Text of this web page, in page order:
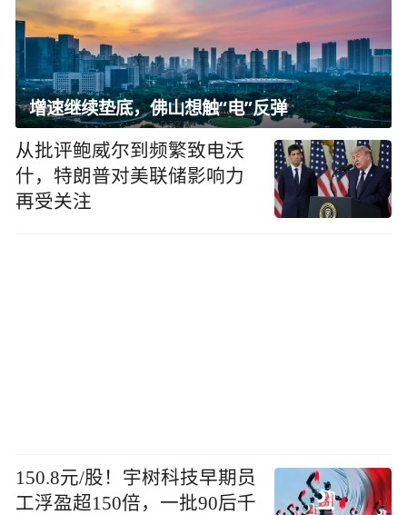
增速继续垫底，佛山想触“电”反弹
从批评鲍威尔到频繁致电沃
什，特朗普对美联储影响力
再受关注
150.8元/股！宇树科技早期员
工浮盈超150倍，一批90后千